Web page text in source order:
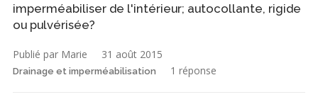
imperméabiliser de l'intérieur; autocollante, rigide
ou pulvérisée?
Publié par Marie 31 août 2015
Drainage et imperméabilisation 1 réponse